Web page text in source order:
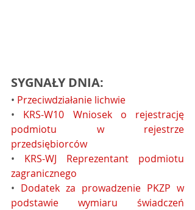
SYGNAŁY DNIA:
• Przeciwdziałanie lichwie
• KRS-W10 Wniosek o rejestrację
podmiotu w rejestrze
przedsiębiorców
• KRS-WJ Reprezentant podmiotu
zagranicznego
• Dodatek za prowadzenie PKZP w
podstawie wymiaru świadczeń